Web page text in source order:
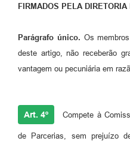
FIRMADOS PELA DIRETORIA
Parágrafo único. Os
deste artigo, não receberão
vantagem ou pecuniária em
Art. 4º Compete à
de Parcerias, sem prejuízo